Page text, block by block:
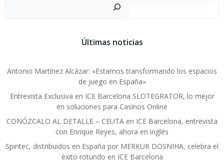
Últimas noticias
Antonio Martínez Alcázar: «Estamos transformando los espacios
de juego en España»
Entrevista Exclusiva en ICE Barcelona SLOTEGRATOR, lo mejor
en soluciones para Casinos Online
CONÓZCALO AL DETALLE – CEUTA en ICE Barcelona, entrevista
con Enrique Reyes, ahora en inglés
Spintec, distribuidos en España por MERKUR DOSNIHA, celebra el
éxito rotundo en ICE Barcelona